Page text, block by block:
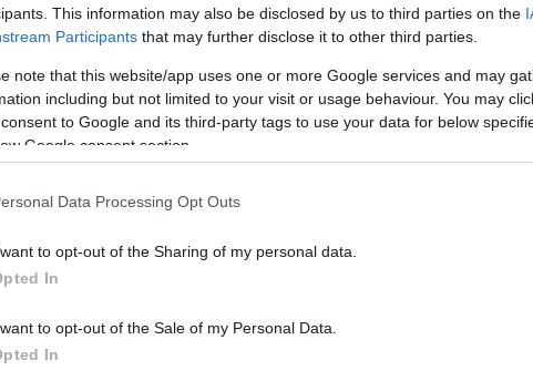
This information may also be disclosed by us to third parties on the
Participants that may further disclose it to other third parties.
note that this website/app uses one or more Google services and may
including but not limited to your visit or usage behaviour. You may
to Google and its third-party tags to use your data for below
Google consent section.
Data Processing Opt Outs
to opt-out of the Sharing of my personal data.
In
to opt-out of the Sale of my Personal Data.
In